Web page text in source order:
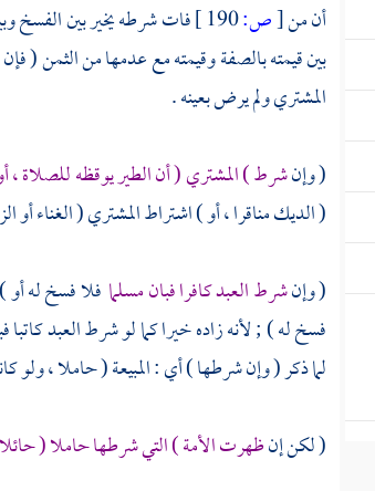
أن من[ص: فات شرطه يخير بين الفسخ
بين قيمته بالصفة وقيمته مع عدمها من الثمن (
المشتري ولم يرض بعينه .
( وإنشرط ) المشتري ( أن الطير يوقظه للصلاة
( الديك مناقرا ، أو ) اشتراط المشتري ( الغناء أو
( وإنشرط العبد كافرا فبان مسلما فلا فسخ له أو
فسخ له ) ; لأنه زاده خيرا كما لو شرط العبد
لما ذكر ( وإن شرطها ) أي : المبيعة ( حاملا ، ولو
( لكن إنظهرت الأمة ) التي شرطها حاملا (